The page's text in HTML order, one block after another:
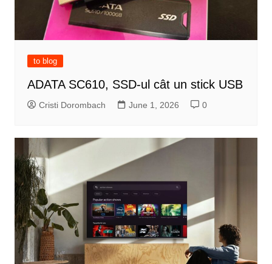
to blog
ADATA SC610, SSD-ul cât un stick USB
Cristi Dorombach June 1, 2026 0